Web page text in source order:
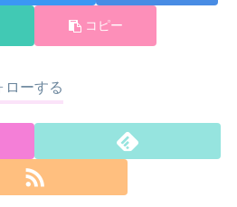
コピー
ローする